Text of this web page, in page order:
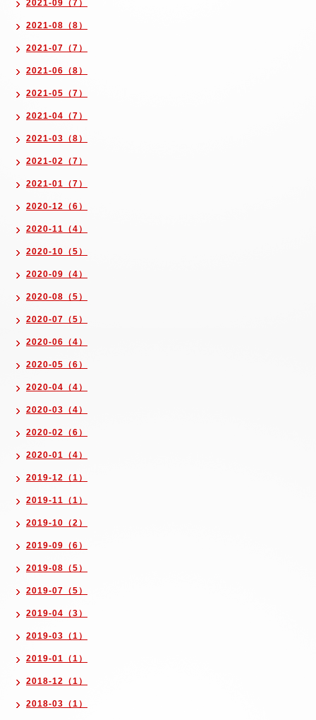
2021-09（7）
2021-08（8）
2021-07（7）
2021-06（8）
2021-05（7）
2021-04（7）
2021-03（8）
2021-02（7）
2021-01（7）
2020-12（6）
2020-11（4）
2020-10（5）
2020-09（4）
2020-08（5）
2020-07（5）
2020-06（4）
2020-05（6）
2020-04（4）
2020-03（4）
2020-02（6）
2020-01（4）
2019-12（1）
2019-11（1）
2019-10（2）
2019-09（6）
2019-08（5）
2019-07（5）
2019-04（3）
2019-03（1）
2019-01（1）
2018-12（1）
2018-03（1）